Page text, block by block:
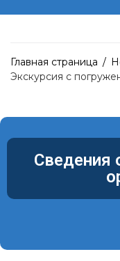
Главная страница /
Экскурсия с
Сведения